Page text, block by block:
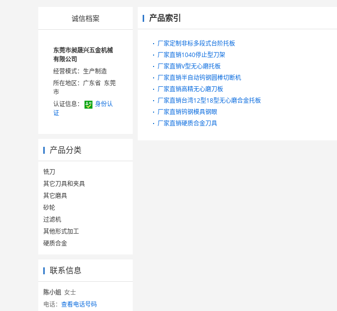
诚信档案
东莞市昶晟兴五金机械
有限公司
经营模式：生产制造
所在地区：广东省 东莞
市
认证信息：
身份认
证
产品分类
铣刀
其它刀具和夹具
其它磨具
砂轮
过滤机
其他形式加工
硬质合金
联系信息
陈小姐 女士
电话： 查看电话号码
产品索引
厂家定制非标多段式台阶托板
厂家直销1040停止型刀架
厂家直销V型无心磨托板
厂家直销半自动钨钢圆棒切断机
厂家直销高精无心磨刀板
厂家直销台湾12型18型无心磨合金托板
厂家直销钨钢模具钢眼
厂家直销硬质合金刀具